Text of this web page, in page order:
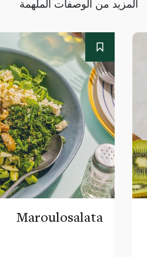
المزيد من الوصفات الملهمة
Maroulosalata